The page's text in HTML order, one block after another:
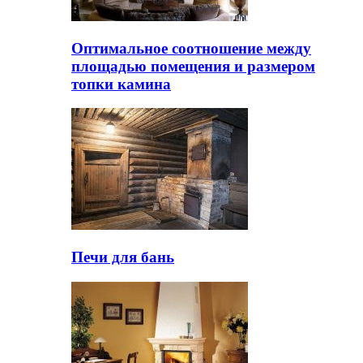
Оптимальное соотношение между
площадью помещения и размером
топки камина
Печи для бань